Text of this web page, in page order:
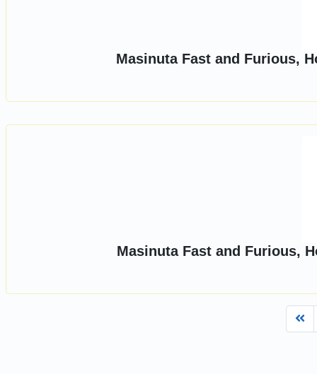
Masinuta Fast and Furious,
Masinuta Fast and Furious,